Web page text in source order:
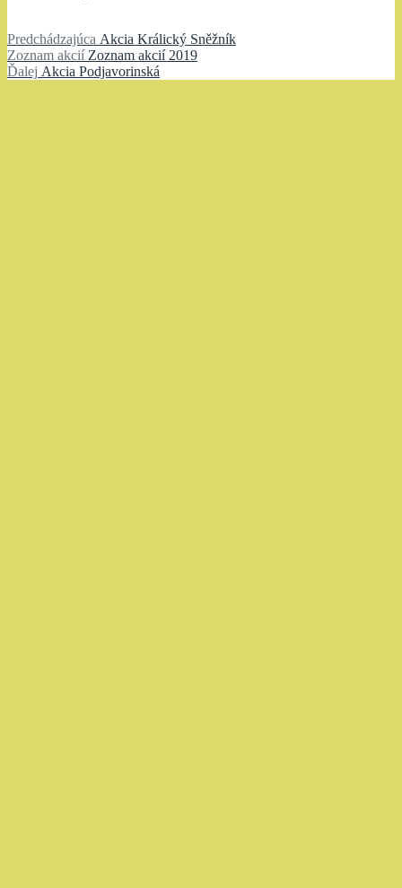
Navigácia
v
Predchádzajúca Predchádzajúci
článok:
Akcia Králický Sněžník
Zoznam akcií Zoznam
akcií:
Zoznam akcií 2019
Ďalej Ďalší
Akcia Podjavorinská